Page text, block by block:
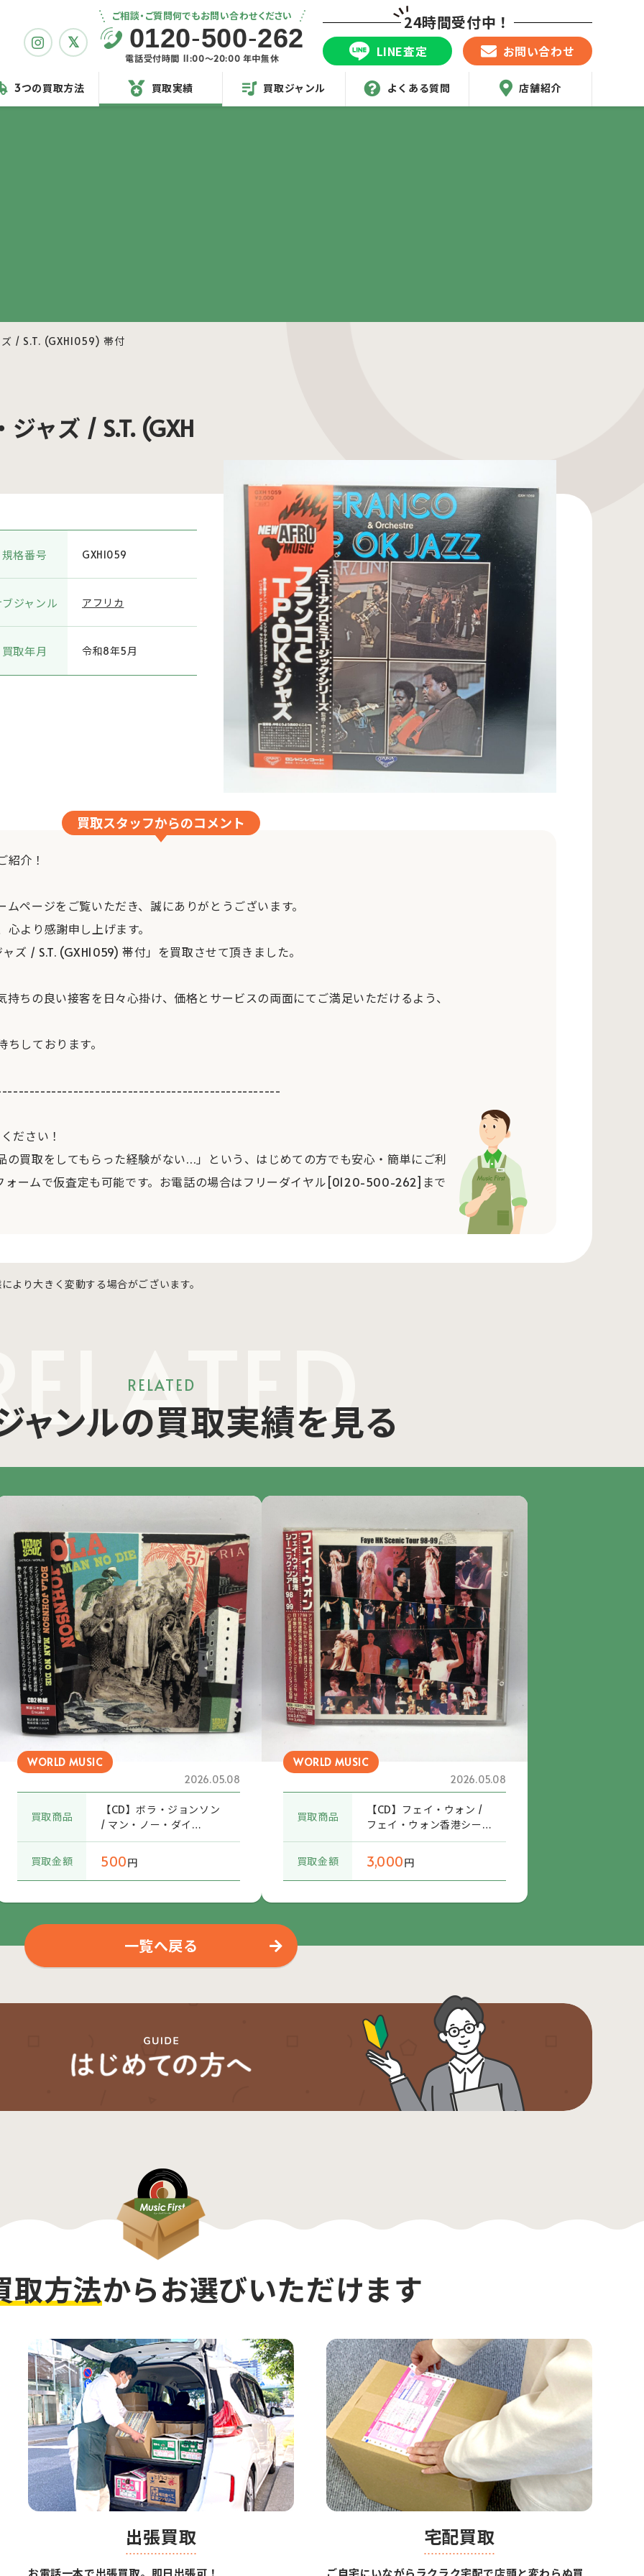
3つの買取方法 買取実績 買取ジャンル よくある質問 店舗紹介
ご相談・ご質問何でもお問い合わせください
0120-500-262
電話受付時間 11:00〜20:00 年中無休
24時間受付中！
LINE査定 お問い合わせ
/ S.T. (GXH1059) 帯付
ジャズ / S.T. (GXH
規格番号 GXH1059
ジャンル アフリカ
買取年月 令和8年5月
買取スタッフからのコメント
紹介！
ページをご覧いただき、誠にありがとうございます。
より感謝申し上げます。
ズ / S.T. (GXH1059) 帯付」を買取させて頂きました。
ちの良い接客を日々心掛け、価格とサービスの両面にてご満足いただけるよう、
しております。
ださい！
の買取をしてもらった経験がない…」という、はじめての方でも安心・簡単にご利
ォームで仮査定も可能です。お電話の場合はフリーダイヤル[0120-500-262]まで
り大きく変動する場合がございます。
RELATED
ャンルの買取実績を見る
WORLD MUSIC
2026.05.08
買取商品
【CD】ボラ・ジョンソン
/ マン・ノー・ダイ
(VAMPICDJ124) 帯付
買取金額
500円
WORLD MUSIC
2026.05.08
買取商品
【CD】フェイ・ウォン /
フェイ・ウォン香港シー
ニック・ツアー98～99
(TOCP-65371/2) 帯付
買取金額 3,000円
一覧へ戻る
取方法からお選びいただけます
出張買取
お電話一本で出張買取。即日出張可！
宅配買取
ご自宅にいながらラクラク宅配で店頭と変わらぬ買